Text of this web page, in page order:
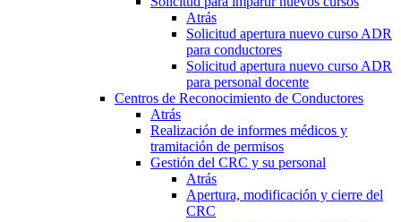
Atrás
Solicitud apertura nuevo curso ADR
para conductores
Solicitud apertura nuevo curso ADR
para personal docente
Centros de Reconocimiento de Conductores
Atrás
Realización de informes médicos y
tramitación de permisos
Gestión del CRC y su personal
Atrás
Apertura, modificación y cierre del
CRC